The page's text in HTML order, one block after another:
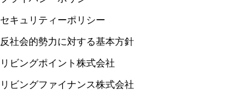
セキュリティーポリシー
反社会的勢力に対する基本方針
リビングポイント株式会社
リビングファイナンス株式会社